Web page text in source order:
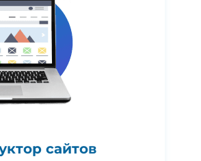
сайтов